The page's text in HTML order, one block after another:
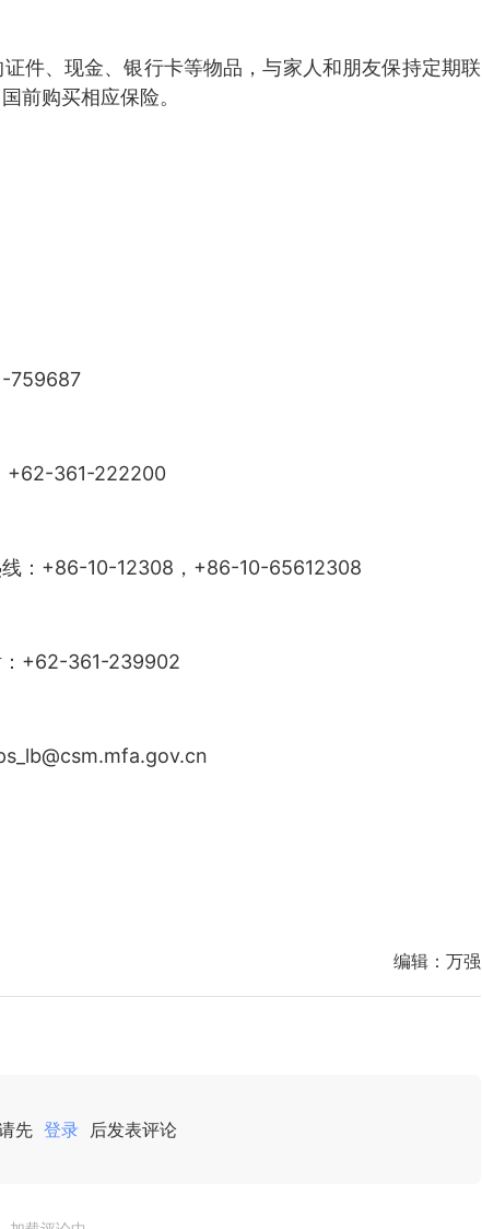
件、现金、银行卡等物品，与家人和朋友保持定期联
前购买相应保险。
759687
+62-361-222200
线：+86-10-12308，+86-10-65612308
：+62-361-239902
编辑： 万强
先 登录 后发表评论